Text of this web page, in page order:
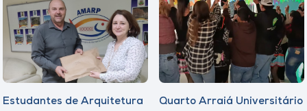
Estudantes de Arquitetura
Quarto Arraiá Universitário